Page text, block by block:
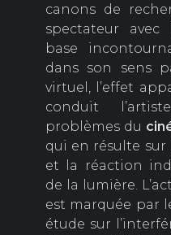
canons de
spectateur avec
base
dans son sens
virtuel, l’effet
conduit
problèmes du
qui en résulte
et la réaction
de la lumière.
est marquée par
étude sur